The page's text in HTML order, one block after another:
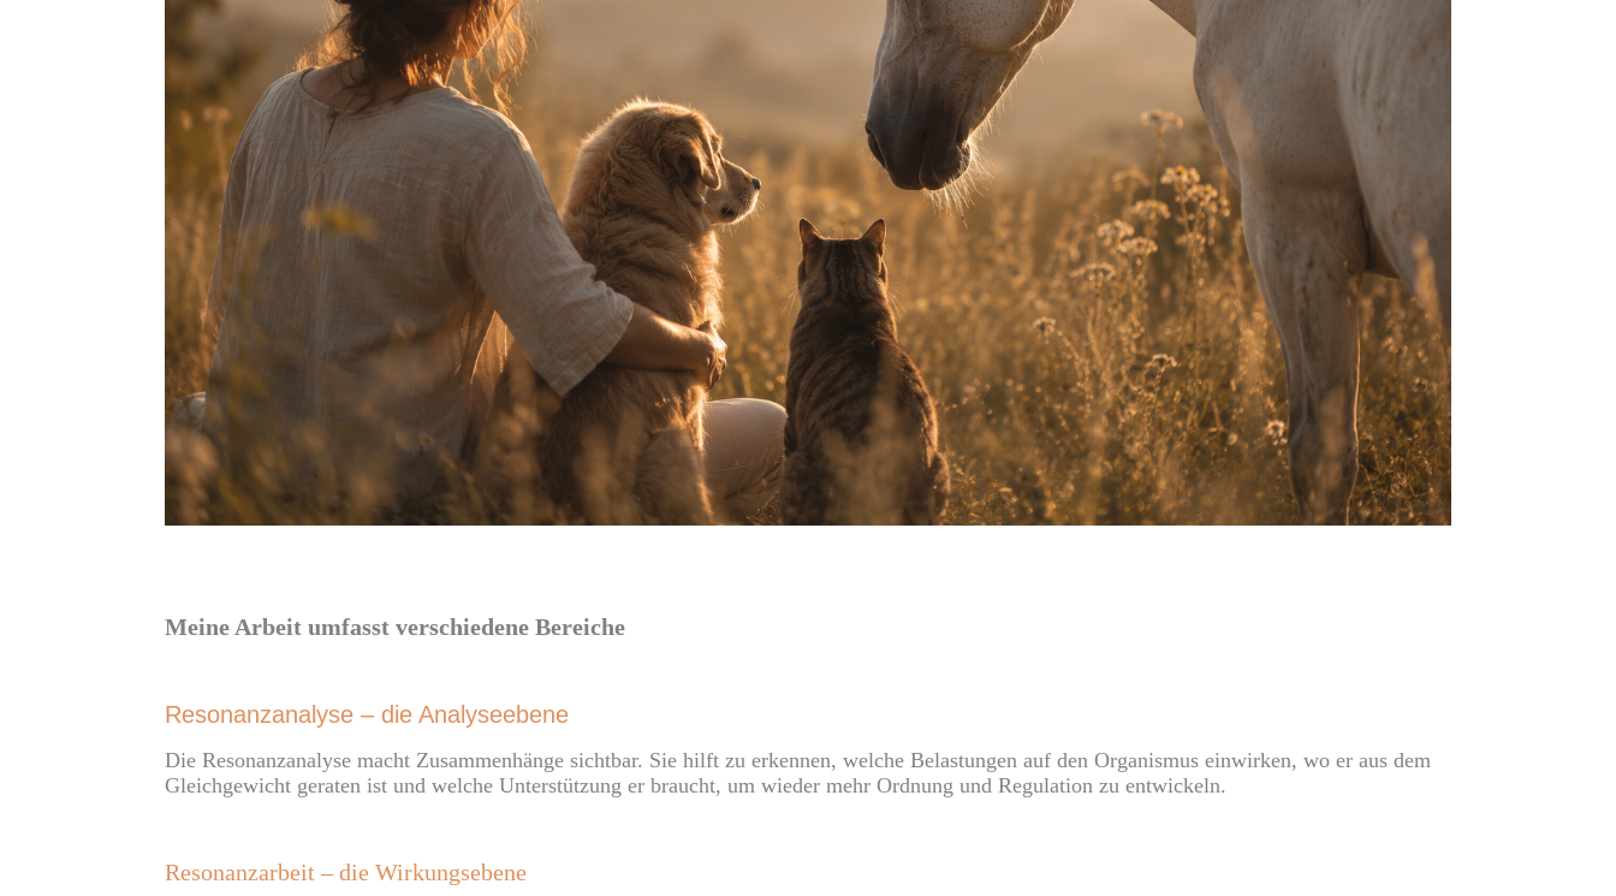
Meine Arbeit umfasst verschiedene Bereiche
Resonanzanalyse – die Analyseebene
Die Resonanzanalyse macht Zusammenhänge sichtbar. Sie hilft zu erkennen, welche Belastungen auf den Organismus einwirken, wo er aus dem
Gleichgewicht geraten ist und welche Unterstützung er braucht, um wieder mehr Ordnung und Regulation zu entwickeln.
Resonanzarbeit – die Wirkungsebene